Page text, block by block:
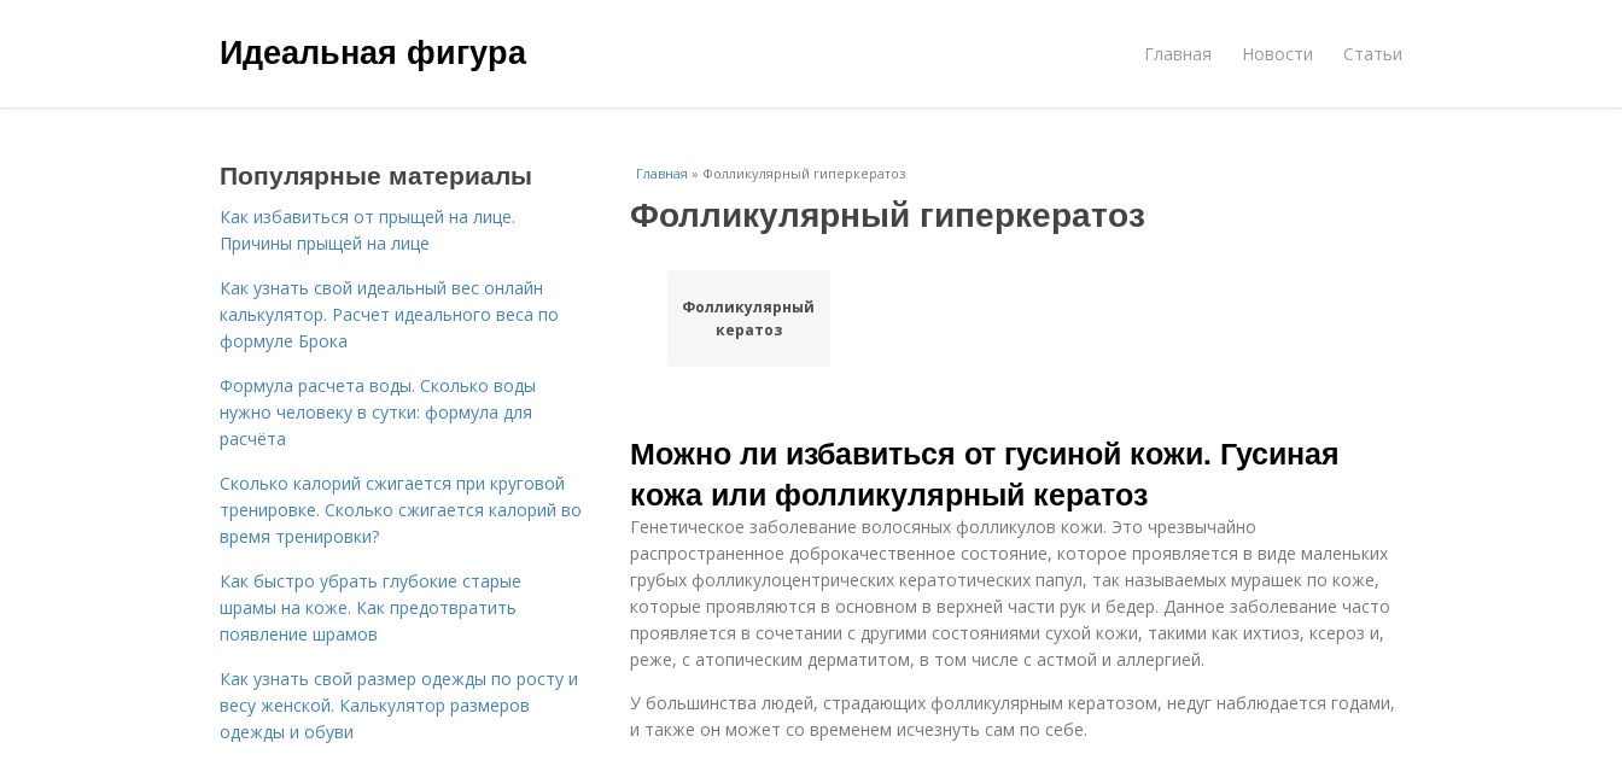
Идеальная фигура Главная Новости Статьи
Главная » Фолликулярный гиперкератоз
Фолликулярный гиперкератоз
Фолликулярный
кератоз
Можно ли избавиться от гусиной кожи. Гусиная
кожа или фолликулярный кератоз
Генетическое заболевание волосяных фолликулов кожи. Это чрезвычайно
распространенное доброкачественное состояние, которое проявляется в виде маленьких
грубых фолликулоцентрических кератотических папул, так называемых мурашек по коже,
которые проявляются в основном в верхней части рук и бедер. Данное заболевание часто
проявляется в сочетании с другими состояниями сухой кожи, такими как ихтиоз, ксероз и,
реже, с атопическим дерматитом, в том числе с астмой и аллергией.
У большинства людей, страдающих фолликулярным кератозом, недуг наблюдается годами,
и также он может со временем исчезнуть сам по себе.
Популярные материалы
Как избавиться от прыщей на лице.
Причины прыщей на лице
Как узнать свой идеальный вес онлайн
калькулятор. Расчет идеального веса по
формуле Брока
Формула расчета воды. Сколько воды
нужно человеку в сутки: формула для
расчёта
Сколько калорий сжигается при круговой
тренировке. Сколько сжигается калорий во
время тренировки?
Как быстро убрать глубокие старые
шрамы на коже. Как предотвратить
появление шрамов
Как узнать свой размер одежды по росту и
весу женской. Калькулятор размеров
одежды и обуви